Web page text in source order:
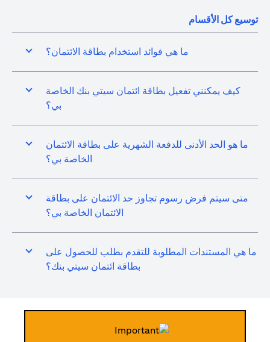
توسيع كل الأقسام
ما هي فوائد استخدام بطاقة الائتمان؟
كيف يمكنني تفعيل بطاقة ائتمان سيتي بنك الخاصة
بي؟
ما هو الحد الأدنى للدفعة الشهرية على بطاقة الائتمان
الخاصة بي؟
متى سيتم فرض رسوم تجاوز حد الائتمان على بطاقة
الائتمان الخاصة بي؟
ما هي المستندات المطلوبة للتقدم بطلب للحصول على
بطاقة ائتمان سيتي بنك؟